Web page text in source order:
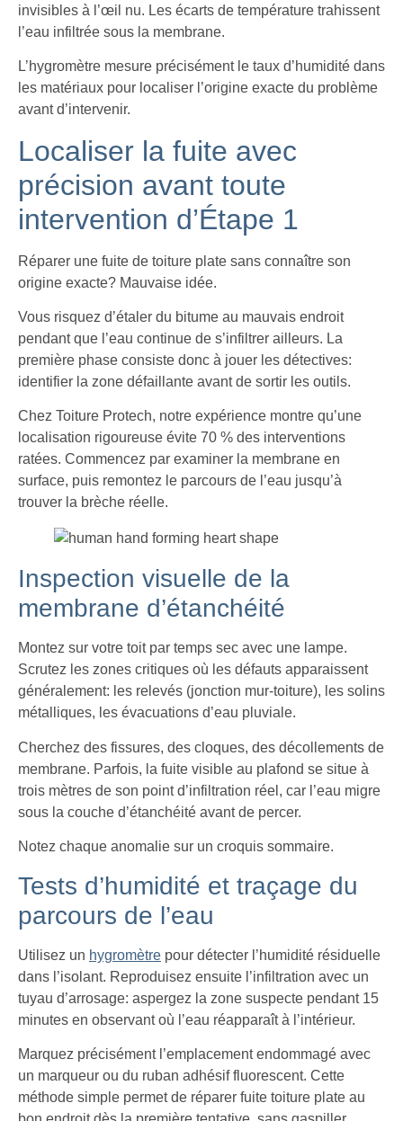
invisibles à l’œil nu. Les écarts de température trahissent
l’eau infiltrée sous la membrane.
L’hygromètre mesure précisément le taux d’humidité dans
les matériaux pour localiser l’origine exacte du problème
avant d’intervenir.
Localiser la fuite avec
précision avant toute
intervention d’Étape 1
Réparer une fuite de toiture plate sans connaître son
origine exacte? Mauvaise idée.
Vous risquez d’étaler du bitume au mauvais endroit
pendant que l’eau continue de s’infiltrer ailleurs. La
première phase consiste donc à jouer les détectives:
identifier la zone défaillante avant de sortir les outils.
Chez Toiture Protech, notre expérience montre qu’une
localisation rigoureuse évite 70 % des interventions
ratées. Commencez par examiner la membrane en
surface, puis remontez le parcours de l’eau jusqu’à
trouver la brèche réelle.
Inspection visuelle de la
membrane d’étanchéité
Montez sur votre toit par temps sec avec une lampe.
Scrutez les zones critiques où les défauts apparaissent
généralement: les relevés (jonction mur-toiture), les solins
métalliques, les évacuations d’eau pluviale.
Cherchez des fissures, des cloques, des décollements de
membrane. Parfois, la fuite visible au plafond se situe à
trois mètres de son point d’infiltration réel, car l’eau migre
sous la couche d’étanchéité avant de percer.
Notez chaque anomalie sur un croquis sommaire.
Tests d’humidité et traçage du
parcours de l’eau
Utilisez un hygromètre pour détecter l’humidité résiduelle
dans l’isolant. Reproduisez ensuite l’infiltration avec un
tuyau d’arrosage: aspergez la zone suspecte pendant 15
minutes en observant où l’eau réapparaît à l’intérieur.
Marquez précisément l’emplacement endommagé avec
un marqueur ou du ruban adhésif fluorescent. Cette
méthode simple permet de réparer fuite toiture plate au